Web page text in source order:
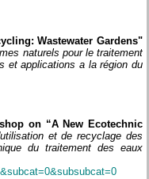
Wastewater Gardens"
naturels pour le traitement
et applications a la région du
on “A New Ecotechnic
et de recyclage des
du traitement des eaux